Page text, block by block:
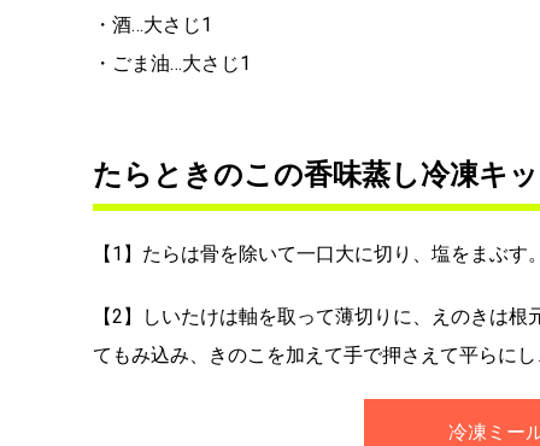
・酒…大さじ1
・ごま油…大さじ1
たらときのこの香味蒸し冷凍キ
【1】たらは骨を除いて一口大に切り、塩をまぶ
【2】しいたけは軸を取って薄切りに、えのきは
てもみ込み、きのこを加えて手で押さえて平らに
冷凍ミー